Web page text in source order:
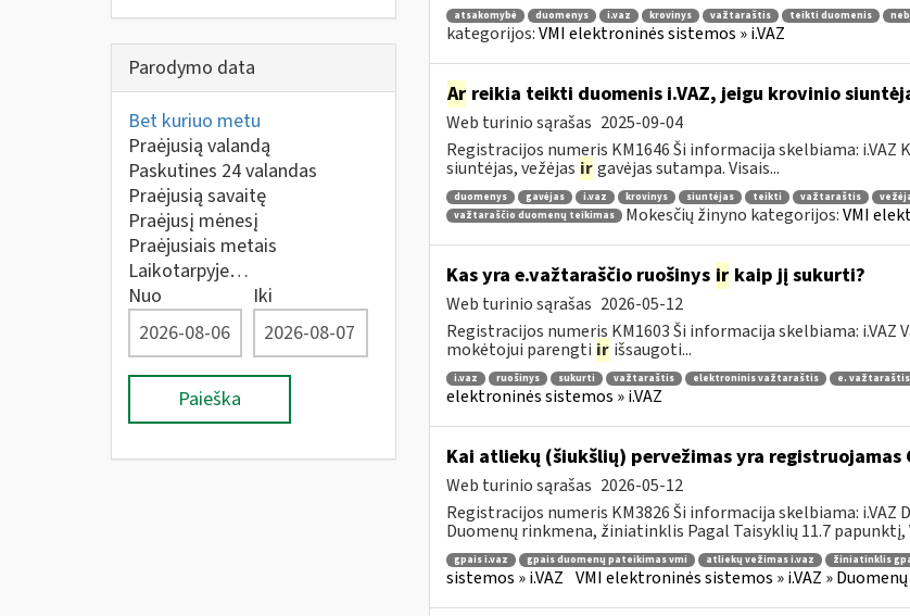
Parodymo data
Bet kuriuo metu
Praėjusią valandą
Paskutines 24 valandas
Praėjusią savaitę
Praėjusį mėnesį
Praėjusiais metais
Laikotarpyje…
Nuo
Iki
Paieška
atsakomybė duomenys i.vaz krovinys važtaraštis teikti duomenis
kategorijos:VMI elektroninės sistemos » i.VAZ
Arreikia teikti duomenis i.VAZ, jeigu krovinio
Web turinio sąrašas 2025-09-04
Registracijos numeris KM1646 Ši informacija skelbiama:
siuntėjas, vežėjas ir gavėjas sutampa. Visais...
duomenys gavėjas i.vaz krovinys siuntėjas teikti važtaraštis
važtaraščio duomenų teikimas
Mokesčių žinyno kategorijos:VMI
Kas yra e.važtaraščio ruošinys irkaip jį sukurti?
Web turinio sąrašas 2026-05-12
Registracijos numeris KM1603 Ši informacija skelbiama:
mokėtojui parengti ir išsaugoti...
i.vaz ruošinys sukurti važtaraštis elektroninis važtaraštis e. važtaraštis
elektroninės sistemos » i.VAZ
Kai atliekų (šiukšlių) pervežimas yra registruojamas
Web turinio sąrašas 2026-05-12
Registracijos numeris KM3826 Ši informacija skelbiama:
Duomenų rinkmena, žiniatinklis Pagal Taisyklių 11.7 papunktį,
gpais i.vaz gpais duomenų pateikimas vmi atliekų vežimas i.vaz žiniatinklis
sistemos » i.VAZ VMI elektroninės sistemos » i.VAZ »